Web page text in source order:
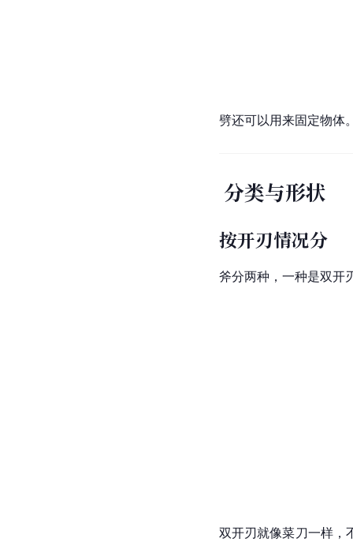
劈还可以用来固定物体
分类与形状
按开刃情况分
斧分两种，一种是双开
双开刃就像菜刀一样，